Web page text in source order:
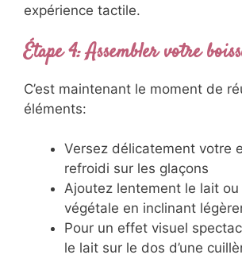
expérience tactile.
Étape 4: Assembler votre
C’est maintenant le moment de
éléments:
Versez délicatement votre
refroidi sur les glaçons
Ajoutez lentement le lait
végétale en inclinant
Pour un effet visuel
le lait sur le dos d’une